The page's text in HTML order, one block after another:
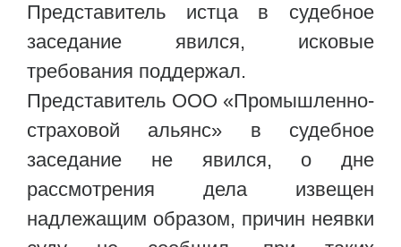
Представитель истца в судебное
заседание явился, исковые
требования поддержал.
Представитель ООО «Промышленно-
страховой альянс» в судебное
заседание не явился, о дне
рассмотрения дела извещен
надлежащим образом, причин неявки